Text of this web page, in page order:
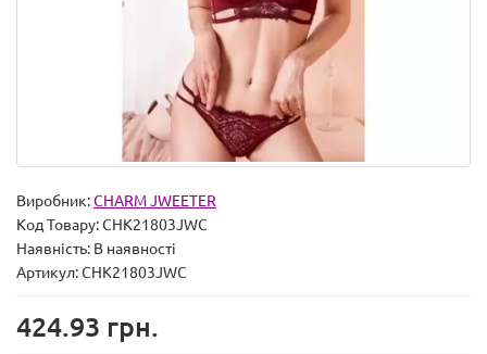
Виробник:CHARM JWEETER
Код Товару:CHK21803JWC
Наявність: В наявності
Артикул: CHK21803JWC
424.93 грн.